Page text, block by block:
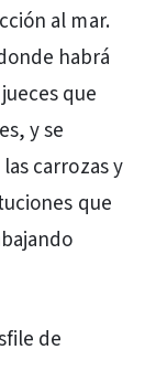
al mar.
habrá
que
y se
carrozas y
que
de